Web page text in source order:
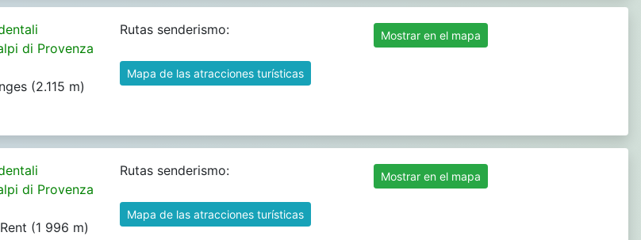
di Provenza
(2.115 m)
Rutas senderismo:
Mapa de las atracciones turísticas
Mostrar en el mapa
di Provenza
(1 996 m)
Rutas senderismo:
Mapa de las atracciones turísticas
Mostrar en el mapa